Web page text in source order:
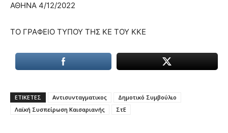
ΑΘΗΝΑ 4/12/2022
ΤΟ ΓΡΑΦΕΙΟ ΤΥΠΟΥ ΤΗΣ ΚΕ ΤΟΥ ΚΚΕ
ΕΤΙΚΕΤΕΣ Αντισυνταγματικος
Δημοτικό Συμβούλιο
Λαϊκή Συσπείρωση Καισαριανής
ΣτΕ